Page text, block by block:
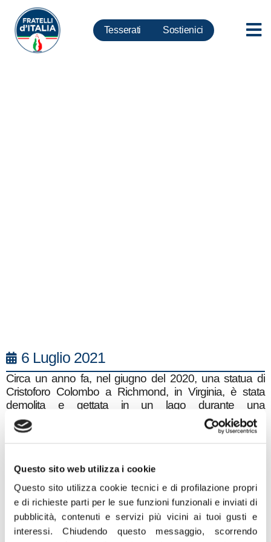
Questo sito web utilizza i cookie
Questo sito utilizza cookie tecnici e di profilazione propri
e di richieste parti per le sue funzioni funzionali e inviati di
pubblicità, contenuti e servizi più vicini ai tuoi gusti e
interessi.Chiudendo questo messaggio, scorrendo
Tesserati Sostienici
6 Luglio 2021
Circa un anno fa, nel giugno del 2020, una statua di
Cristoforo Colombo a Richmond, in Virginia, è stata
demolita e gettata in un lago durante una
manifestazione di protesta dei Black Lives Matter per la
morte di George Floyd. Cosa abbia a che fare la storia e
Chi sono i Black Lives Matter? E quale il legame tra
singole lotte e statue? Persino una statua di Winston
Churchill ha fatto le spese di questa furia iconoclasta
tanto cara alla italica ed europea sinistra cieca, che non
riesce a vedere oltre il proprio steccato ideologico.
Proprio per questa ragione e per le azioni dei BLM